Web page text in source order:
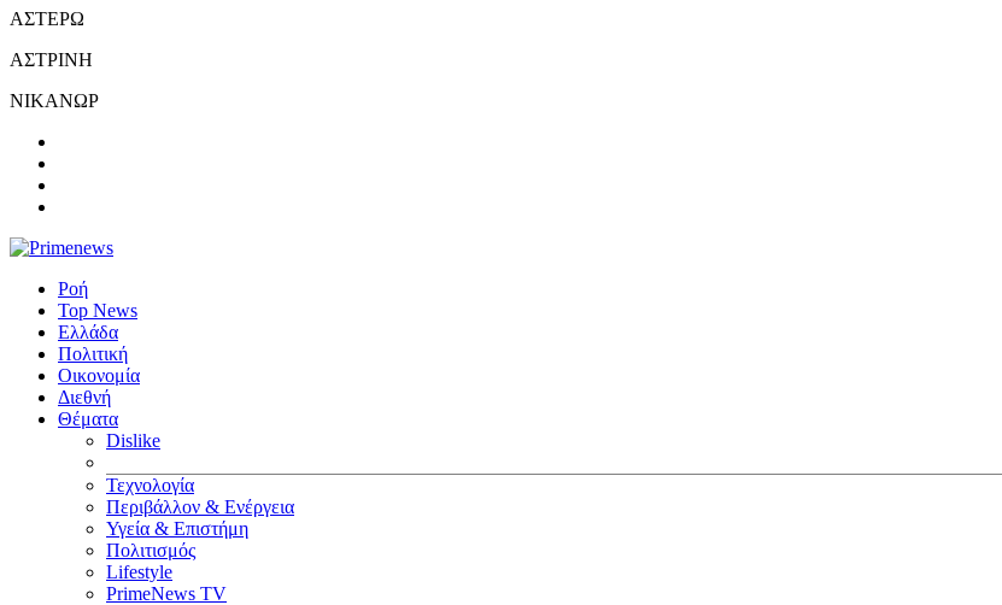
ΑΣΤΕΡΩ
ΑΣΤΡΙΝΗ
ΝΙΚΑΝΩΡ
Ροή
Top News
Ελλάδα
Πολιτική
Οικονομία
Διεθνή
Θέματα
Dislike
Τεχνολογία
Περιβάλλον & Ενέργεια
Υγεία & Επιστήμη
Πολιτισμός
Lifestyle
PrimeNews TV